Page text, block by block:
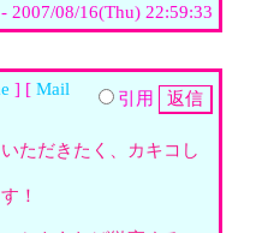
2007/08/16(Thu) 22:59:33
] [ Mail
引用
ただきたく、カキコし
！